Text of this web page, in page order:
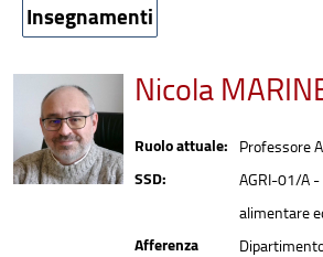
Insegnamenti
Nicola
Ruolo attuale: Professore
SSD:
AGRI-01/A -
alimentare
Afferenza